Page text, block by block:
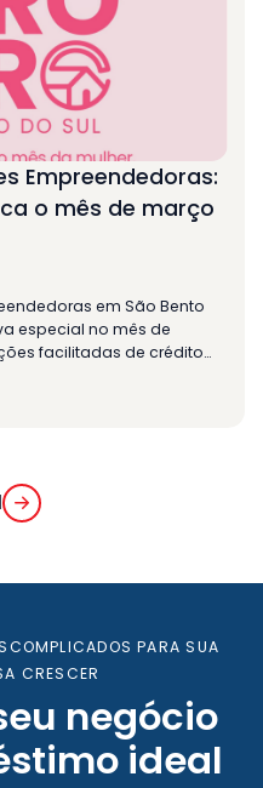
Empreendedoras:
o mês de março
em São Bento
especial no mês de
facilitadas de crédito…
PARA SUA
CRESCER
negócio
ideal